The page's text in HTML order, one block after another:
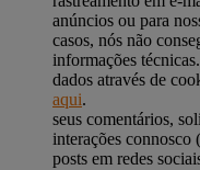
anúncios ou para
casos, nós não
informações
dados através de
aqui.
seus comentários,
interações connosco
posts em redes